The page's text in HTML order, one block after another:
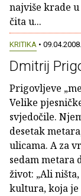
najviše krade
čita u...
KRITIKA • 09.04.2008.
Dmitrij
Prigovljeve
Velike
svjedočile.
desetak
ulicama. A za
sedam metara
život: „Ali
kultura, koja je